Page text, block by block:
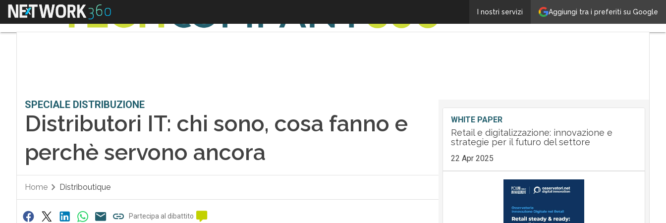
Aggiungi tra i preferiti su Google
I nostri servizi
Menu Distributori IT: chi sono, cosa fanno e perchè
SPECIALE DISTRIBUZIONE
Distributori IT: chi sono, cosa fanno e
perchè servono ancora
Home Distriboutique
Partecipa al dibattito
WHITE PAPER
Retail e digitalizzazione: innovazione e
strategie per il futuro del settore
22 Apr 2025